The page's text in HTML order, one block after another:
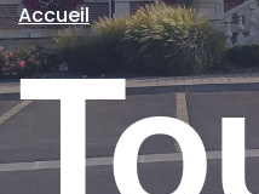
Accueil